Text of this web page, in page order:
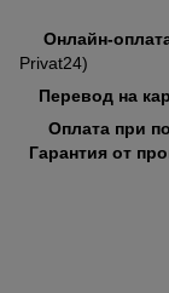
Онлайн-
Privat24)
Перевод на
Оплата при
Гарантия от